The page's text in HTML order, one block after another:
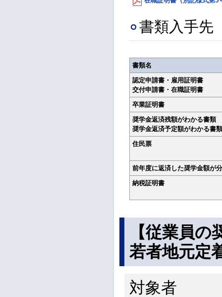
書類入手先
書類名
認定申請書・雇用証明書
交付申請書・在職証明書
卒業証明書
奨学金返済残額がわかる書類
奨学金返済予定額がわかる書類
住民票
前年度に返済した奨学金額が
納税証明書
【従業員
若者地元定
対象者